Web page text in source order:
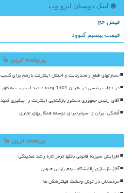
لینک دوستان ایزو وب
فیش حج
قیمت بیسیم کنوود
پربیننده ترین ها
خسارتهای قطع و محدودیت و اختلال اینترنت بازهم برای کسب
در دولت رئیسی در بحران 1401 وعده دادند اینترنت به طور موقت قطع می شود اما ماندگار شد
آقای رئیس جمهوری دستور بازگشایی اینترنت را پیگیری کنید
آمادگی ایران و اسپانیا برای توسعه همکاریهای تجاری
پربحث ترین ها
افزایش سپرده قانونی بانکها ترمز تازه رشد نقدینگی
آغاز بازسازی پالایشگاه سوم پارس جنوبی
خردسالان در تونل وحشت فیلترشکن ها